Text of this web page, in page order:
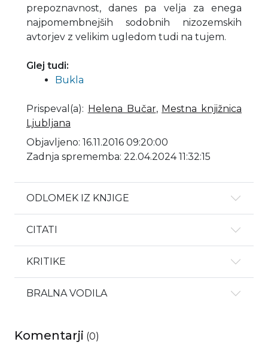
prepoznavnost, danes pa velja za enega
najpomembnejših sodobnih nizozemskih
avtorjev z velikim ugledom tudi na tujem.
Glej tudi:
Bukla
Prispeval(a): Helena Bučar, Mestna knjižnica
Ljubljana
Objavljeno: 16.11.2016 09:20:00
Zadnja sprememba: 22.04.2024 11:32:15
ODLOMEK IZ KNJIGE
CITATI
KRITIKE
BRALNA VODILA
Komentarji (0)